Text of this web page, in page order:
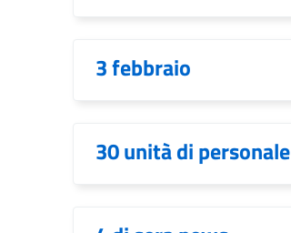
3 febbraio
30 unità di personale